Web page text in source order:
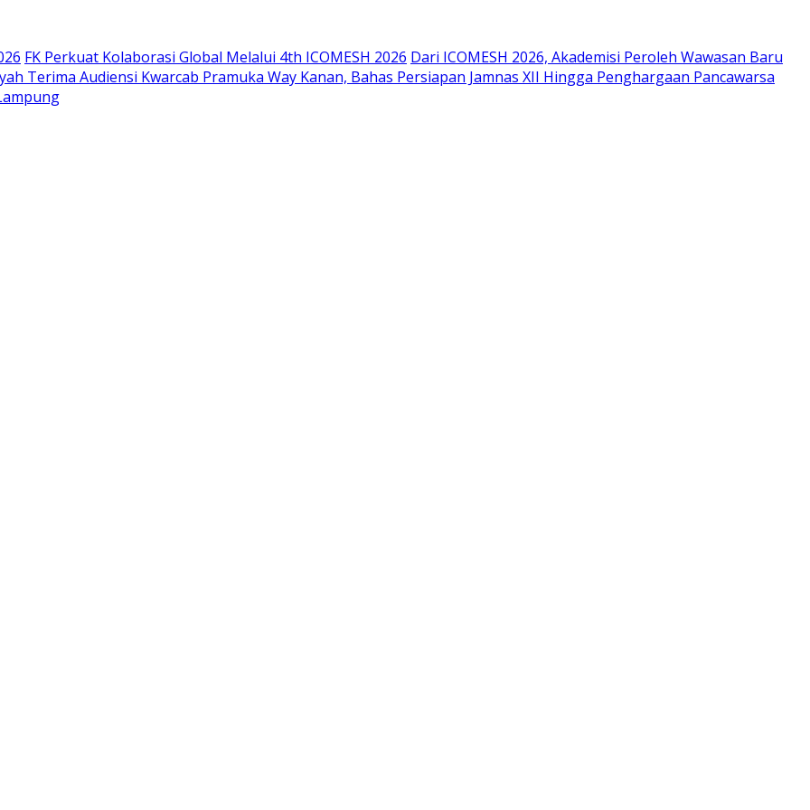
FK Perkuat Kolaborasi Global Melalui 4th ICOMESH 2026 Dari ICOMESH 2026, Akademisi Peroleh Wawasan Baru
Terima Audiensi Kwarcab Pramuka Way Kanan, Bahas Persiapan Jamnas XII Hingga Penghargaan Pancawarsa